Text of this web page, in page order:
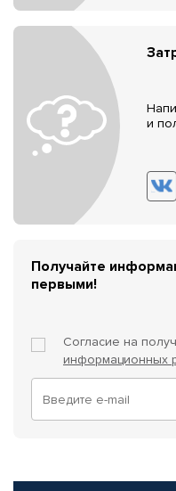
и
Получайте
первыми!
Согласие на
информационных